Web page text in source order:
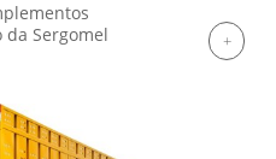
da Sergomel